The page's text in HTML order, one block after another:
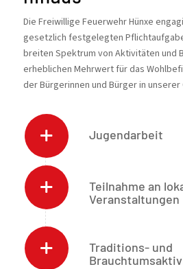
Die Freiwillige Feuerwehr Hünxe
gesetzlich festgelegten
breiten Spektrum von Aktivitäten und
erheblichen Mehrwert für das
der Bürgerinnen und Bürger in
Jugendarbeit
Teilnahme an
Veranstaltungen
Traditions- und